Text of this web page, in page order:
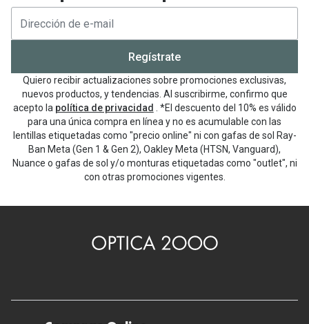
Regístrate
Quiero recibir actualizaciones sobre promociones exclusivas,
nuevos productos, y tendencias. Al suscribirme, confirmo que
acepto la política de privacidad . *El descuento del 10% es válido
para una única compra en línea y no es acumulable con las
lentillas etiquetadas como "precio online" ni con gafas de sol Ray-
Ban Meta (Gen 1 & Gen 2), Oakley Meta (HTSN, Vanguard),
Nuance o gafas de sol y/o monturas etiquetadas como "outlet", ni
con otras promociones vigentes.